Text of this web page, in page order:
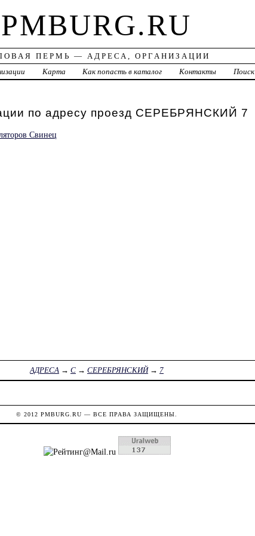
PMBURG.RU
ПЕРМЬ — АДРЕСА, ОРГАНИЗАЦИИ
Карта Как попасть в каталог Контакты Поиск
по адресу проезд СЕРЕБРЯНСКИЙ 7
Свинец
АДРЕСА→ С→ СЕРЕБРЯНСКИЙ→ 7
© 2012 PMBURG.RU — ВСЕ ПРАВА ЗАЩИЩЕНЫ.